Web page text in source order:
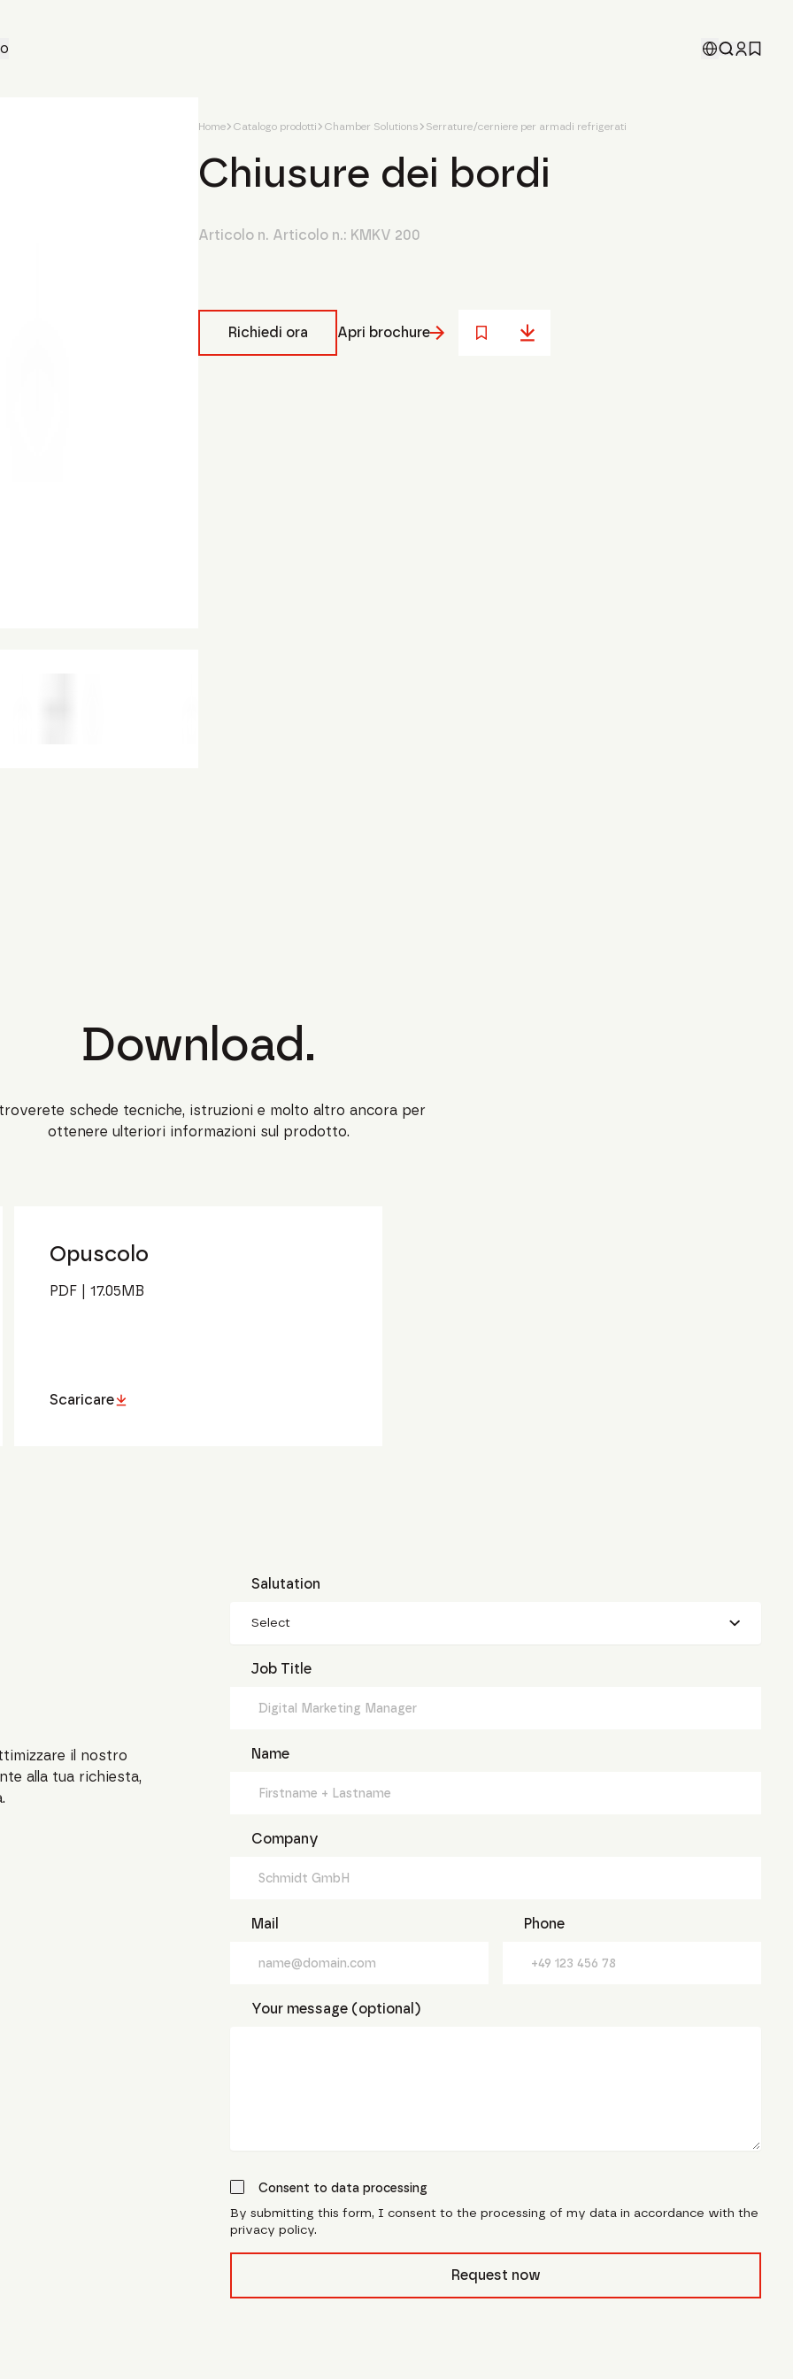
Home Catalogo prodotti Chamber Solutions Serrature/cerniere per armadi refrigerati
Chiusure dei bordi
Articolo n. Articolo n.: KMKV 200
Richiedi ora Apri brochure
Download.
schede tecniche, istruzioni e molto altro ancora per
ottenere ulteriori informazioni sul prodotto.
Opuscolo
PDF |17.05MB
Scaricare
il nostro
alla tua richiesta,
Salutation
Select
Job Title
Name
Company
Mail Phone
Your message (optional)
Consent to data processing
By submitting this form, I consent to the processing of my data in accordance with the
privacy policy.
Request now